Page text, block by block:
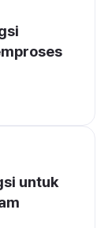
untuk